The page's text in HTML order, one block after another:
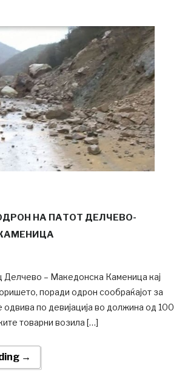
НА ПАТОТ ДЕЛЧЕВО-
Делчево – Македонска Каменица кај
поради одрон сообраќајот за
одвива по девијација во должина од 100
товарни возила […]
→